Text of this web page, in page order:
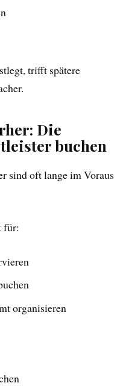
trifft spätere
Die
buchen
sind oft lange im Voraus
für:
organisieren